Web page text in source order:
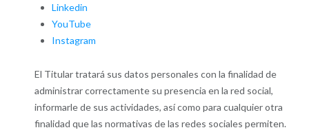
Linkedin
YouTube
Instagram
El Titular tratará sus datos personales con la finalidad de
administrar correctamente su presencia en la red social,
informarle de sus actividades, así como para cualquier otra
finalidad que las normativas de las redes sociales permiten.